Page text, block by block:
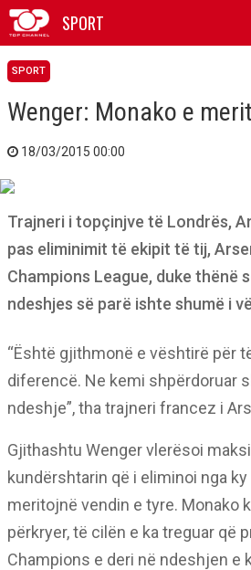
SPORT
SPORT
Wenger: Monako e
18/03/2015 00:00
Trajneri i topçinjve të Londrës,
pas eliminimit të ekipit të tij,
Champions League, duke thënë
ndeshjes së parë ishte shumë i
“Është gjithmonë e vështirë për
diferencë. Ne kemi shpërdoruar
ndeshje”, tha trajneri francez i
Gjithashtu Wenger vlerësoi
kundërshtarin që i eliminoi nga
meritojnë vendin e tyre. Monako
përkryer, të cilën e ka treguar që
Champions e deri në ndeshjen e